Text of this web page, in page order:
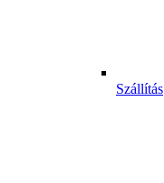
Szállítás